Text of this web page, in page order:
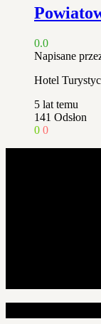
0.0
Napisane
Hotel
5 lat temu
141 Odsłon
0 0